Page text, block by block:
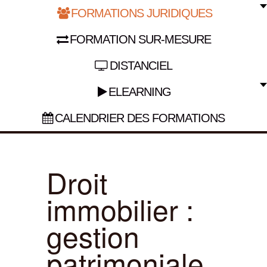
FORMATIONS JURIDIQUES
FORMATION SUR-MESURE
DISTANCIEL
ELEARNING
CALENDRIER DES FORMATIONS
Droit
immobilier :
gestion